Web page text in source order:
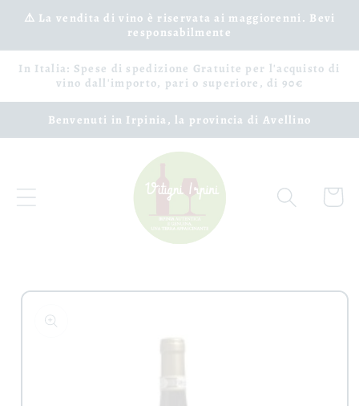
Vai
direttamente
⚠️ La vendita di vino è riservata ai maggiorenni. Bevi
responsabilmente
In Italia: Spese di spedizione Gratuite per l'acquisto di
vino dall'importo, pari o superiore, di 90€
Benvenuti in Irpinia, la provincia di Avellino
Carrello
Passa alle
informazioni
sul prodotto